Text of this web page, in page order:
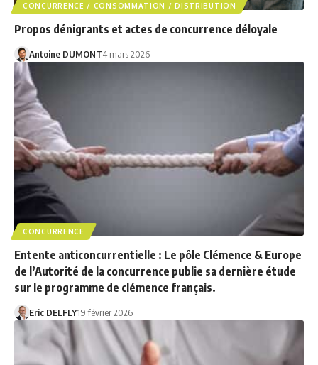
CONCURRENCE / CONSOMMATION / DISTRIBUTION
Propos dénigrants et actes de concurrence déloyale
Antoine DUMONT4 mars 2026
CONCURRENCE
Entente anticoncurrentielle : Le pôle Clémence & Europe
de l’Autorité de la concurrence publie sa dernière étude
sur le programme de clémence français.
Eric DELFLY19 février 2026